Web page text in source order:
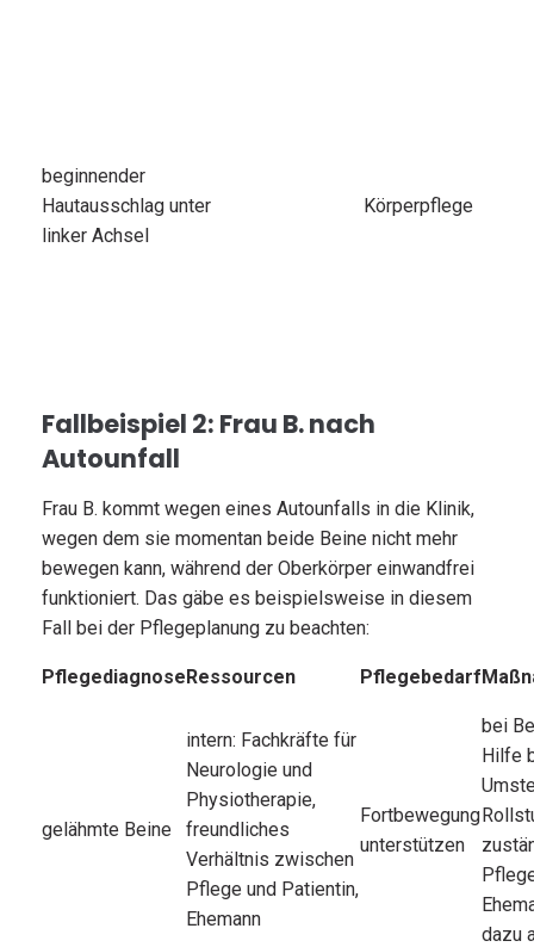
beginnender
Hautausschlag unter
linker Achsel
Körperpflege
Fallbeispiel 2: Frau B. nach
Autounfall
Frau B. kommt wegen eines Autounfalls in die Klinik,
wegen dem sie momentan beide Beine nicht mehr
bewegen kann, während der Oberkörper einwandfrei
funktioniert. Das gäbe es beispielsweise in diesem
Fall bei der Pflegeplanung zu beachten:
PflegediagnoseRessourcen Pflegebedarf
gelähmte Beine
intern: Fachkräfte für
Neurologie und
Physiotherapie,
freundliches
Verhältnis zwischen
Pflege und Patientin,
Ehemann
Fortbewegung
unterstützen
bei
Hilfe
dazu